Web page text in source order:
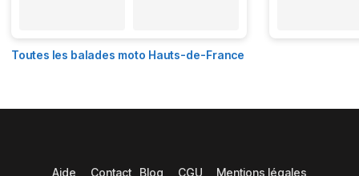
Toutes les balades moto Hauts-de-France
Aide Contact Blog CGU Mentions légales